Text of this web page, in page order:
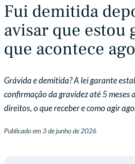
Fui demitida
avisar que estou
que acontece
Grávida e demitida? A lei garante
confirmação da gravidez até 5 meses
direitos, o que receber e como agir
Publicado em3 de junho de 2026